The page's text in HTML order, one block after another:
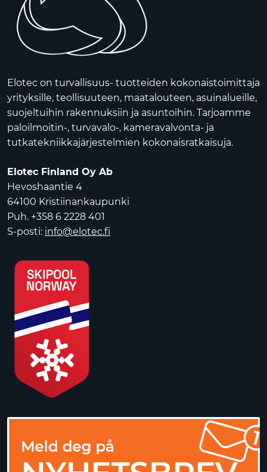
Elotec on turvallisuus- tuotteiden kokonaistoimittaja
yrityksille, teollisuuteen, maatalouteen, asuinalueille,
suojeltuihin rakennuksiin ja asuntoihin. Tarjoamme
paloilmoitin-, turvavalo-, kameravalvonta- ja
tutkatekniikkajärjestelmien kokonaisratkaisuja.
Elotec Finland Oy Ab
Hevoshaantie 4
64100 Kristiinankaupunki
Puh. +358 6 2228 401
S-posti: info@elotec.fi